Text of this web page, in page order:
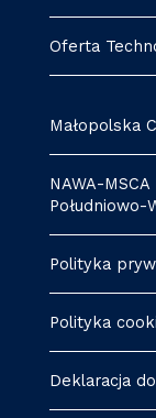
Oferta
Małopolska
NAWA-
Południowo-
Polityka
Polityka
Deklaracja